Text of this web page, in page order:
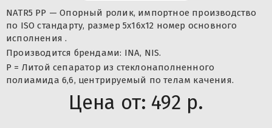
NATR5 PP — Опорный ролик, импортное производство
по ISO стандарту, размер 5x16x12 номер основного
исполнения .
Производится брендами: INA, NIS.
P = Литой сепаратор из стеклонаполненного
полиамида 6,6, центрируемый по телам качения.
Цена от: 492 р.